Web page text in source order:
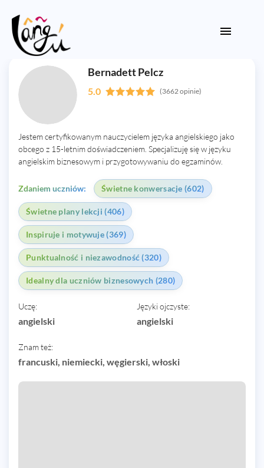
Bernadett Pelcz
5.0 (3662 opinie)
Jestem certyfikowanym nauczycielem języka angielskiego jako
obcego z 15-letnim doświadczeniem. Specjalizuję się w języku
angielskim biznesowym i przygotowywaniu do egzaminów.
Zdaniem uczniów: Świetne konwersacje (602)
Świetne plany lekcji (406)
Inspiruje i motywuje (369)
Punktualność i niezawodność (320)
Idealny dla uczniów biznesowych (280)
Uczę:
angielski
Języki ojczyste:
angielski
Znam też:
francuski, niemiecki, węgierski, włoski